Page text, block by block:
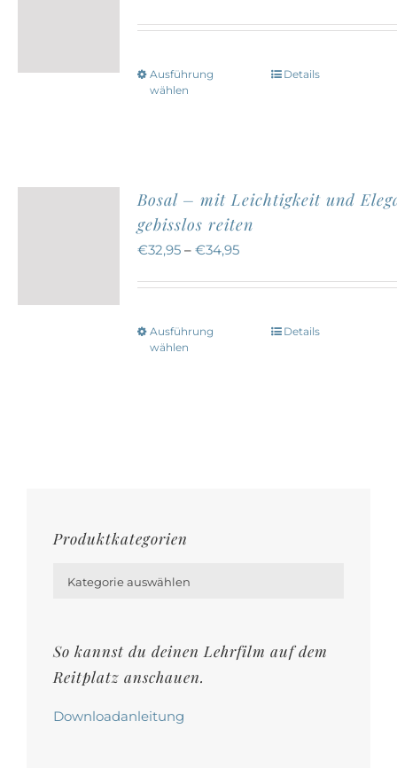
Optionen
werden
Ausführung
wählen
Dieses
auf.
können
Details
Bosal – mit Leichtigkeit und
gebisslos reiten
€32,95 – €34,95
Ausführung
wählen
Dieses
gewählt
Details
Produktkategorien
Kategorie auswählen
So kannst du deinen Lehrfilm auf dem
Reitplatz anschauen.
Downloadanleitung